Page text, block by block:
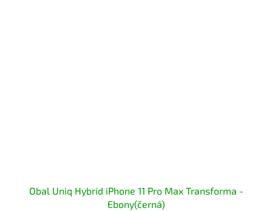
Obal Uniq Hybrid iPhone 11 Pro Max Transforma -
Ebony(černá)